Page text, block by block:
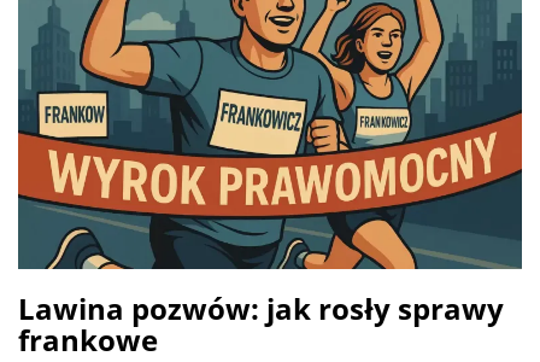
Lawina pozwów: jak rosły sprawy
frankowe